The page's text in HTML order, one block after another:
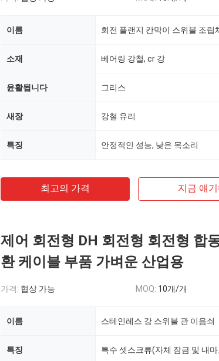
이름
소재 베어링 강철, cr 강
윤활됩니다 그리스
새장 강철 유리
특징 안정적인 성능, 낮은 목소리
최고의 가격 지금 얘기
제어 회전형 DH 회전형 회전형 합
환 케이블 부품 가벼운 산업용
가격: 협상 가능 MOQ: 10개/개
이름 스테인레스 강 스위블 관 이음쇠
특징